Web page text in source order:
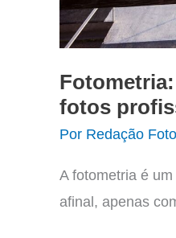
fotos
Por Redação
A fotometria é
afinal, apenas